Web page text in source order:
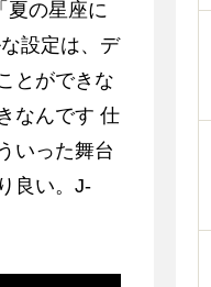
夏の星座に
設定は、デ
とができな
なんです 仕
いった舞台
良い。J-